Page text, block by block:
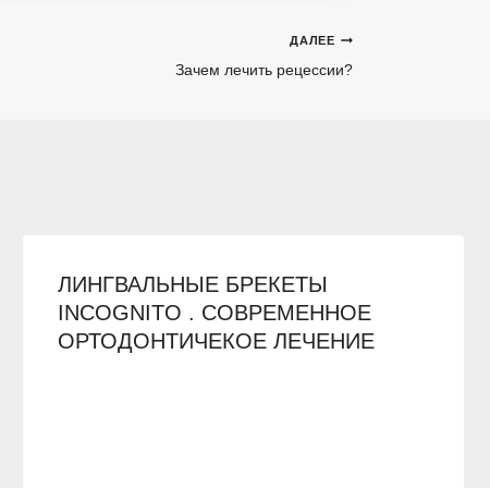
ДАЛЕЕ
Зачем лечить рецессии?
ЛИНГВАЛЬНЫЕ БРЕКЕТЫ
INCOGNITO . СОВРЕМЕННОЕ
ОРТОДОНТИЧЕКОЕ ЛЕЧЕНИЕ